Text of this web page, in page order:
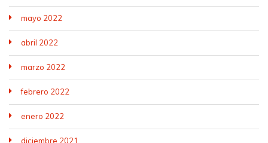
mayo 2022
abril 2022
marzo 2022
febrero 2022
enero 2022
diciembre 2021